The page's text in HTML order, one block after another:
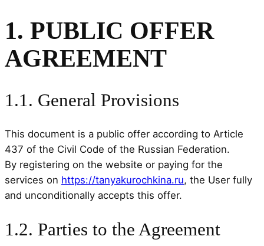
1. PUBLIC OFFER
AGREEMENT
1.1. General Provisions
This document is a public offer according to Article
437 of the Civil Code of the Russian Federation.
By registering on the website or paying for the
services on https://tanyakurochkina.ru, the User fully
and unconditionally accepts this offer.
1.2. Parties to the Agreement